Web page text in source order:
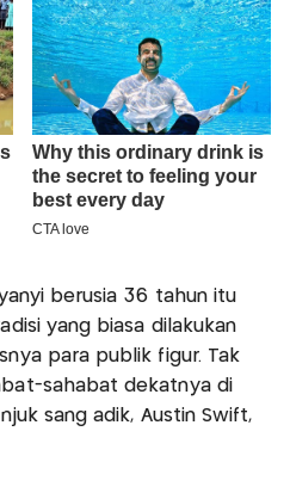
berusia 36 tahun itu
yang biasa dilakukan
para publik figur. Tak
sahabat dekatnya di
sang adik, Austin Swift,